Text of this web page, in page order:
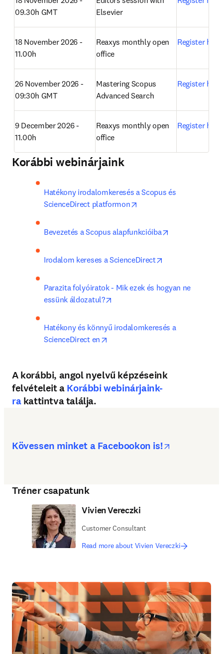
09.30h GMT
Elsevier
18 November 2026 -
11.00h
Reaxys monthly open
office
Register here
26 November 2026 -
09:30h GMT
Mastering Scopus
Advanced Search
Register here
9 December 2026 -
11.00h
Reaxys monthly open
office
Register here
Korábbi webinárjaink
Hatékony irodalomkeresés a Scopus és
ScienceDirect platformon
Bevezetés a Scopus alapfunkcióiba
Irodalom kereses a ScienceDirect
Parazita folyóiratok - Mik ezek és hogyan ne
essünk áldozatul?
Hatékony és könnyű irodalomkeresés a
ScienceDirect en
A korábbi, angol nyelvű képzéseink
felvételeit aKorábbi webinárjaink-
rakattintva találja.
Kövessen minket a Facebookon is!
Tréner csapatunk
Vivien Vereczki
Customer Consultant
Read more about Vivien Vereczki